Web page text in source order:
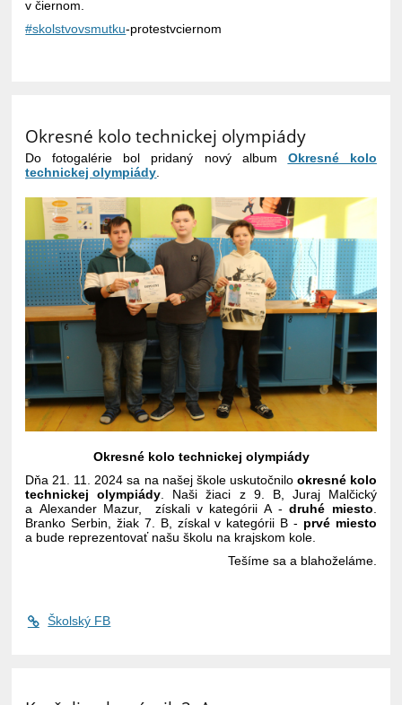
v čiernom.
#skolstvovsmutku-protestvciernom
Okresné kolo technickej olympiády
Do fotogalérie bol pridaný nový album Okresné kolo
technickej olympiády
Okresné kolo technickej olympiády
Dňa 21. 11. 2024 sa na našej škole uskutočnilo okresné kolo
technickej olympiády . Naši žiaci z 9. B, Juraj Malčický
a Alexander Mazur, získali v kategórii A -druhé miesto
Branko Serbin, žiak 7. B, získal v kategórii B - prvé miesto
a bude reprezentovať našu školu na krajskom kole.
Tešíme sa a blahoželáme.
Školský FB